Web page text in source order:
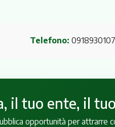
Telefono: 0918930107
il tuo ente, il
opportunità per attrarre